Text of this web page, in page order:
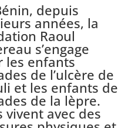
depuis
années, la
Raoul
s’engage
les enfants
de l’ulcère de
et les enfants de
de la lèpre.
vivent avec des